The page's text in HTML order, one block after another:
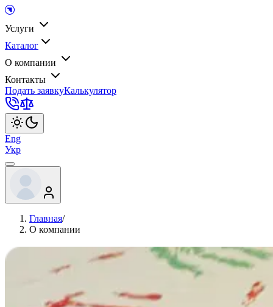
Услуги
Каталог
О компании
Контакты
Подать заявкуКалькулятор
Eng
Укр
Главная/
О компании